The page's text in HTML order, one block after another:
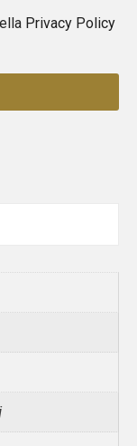
Privacy Policy